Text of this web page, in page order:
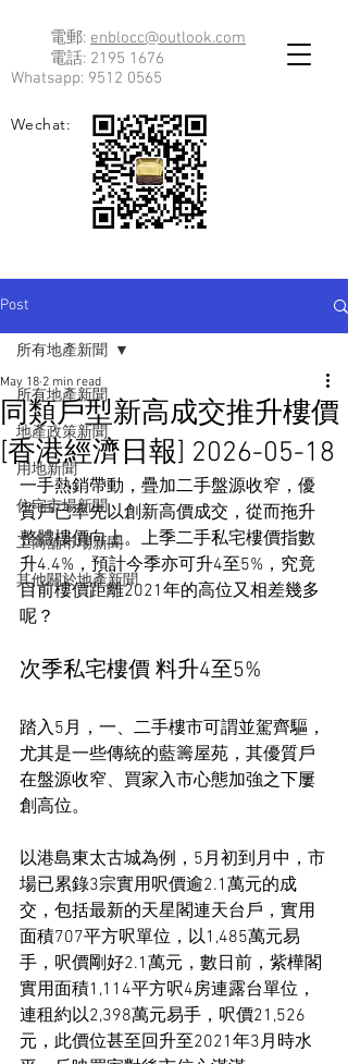
電郵: enblocc@outlook.com
電話: 2195 1676
Whatsapp: 9512 0565
Wechat:
Post
所有地產新聞
地產政策新聞
用地新聞
住宅市場新聞
工商舖市場新聞
其他關於地產新聞
所有地產新聞
同類戶型新高成交推升樓價
[香港經濟日報] 2026-05-18
May 18 2 min read
一手熱銷帶動，疊加二手盤源收窄，優
質戶已率先以創新高價成交，從而拖升
整體樓價向上。上季二手私宅樓價指數
升4.4%，預計今季亦可升4至5%，究竟
目前樓價距離2021年的高位又相差幾多
呢？
次季私宅樓價 料升4至5%
踏入5月，一、二手樓市可謂並駕齊驅，
尤其是一些傳統的藍籌屋苑，其優質戶
在盤源收窄、買家入市心態加強之下屢
創高位。
以港島東太古城為例，5月初到月中，市
場已累錄3宗實用呎價逾2.1萬元的成
交，包括最新的天星閣連天台戶，實用
面積707平方呎單位，以1,485萬元易
手，呎價剛好2.1萬元，數日前，紫樺閣
實用面積1,114平方呎4房連露台單位，
連租約以2,398萬元易手，呎價21,526
元，此價位甚至回升至2021年3月時水